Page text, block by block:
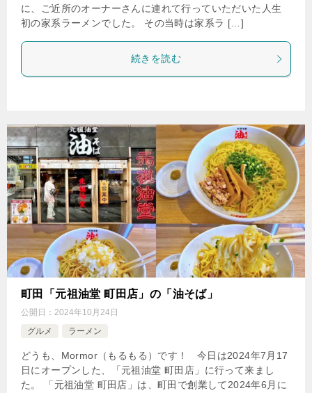
に、ご近所のオーナーさんに連れて行っていただいた人生
初の家系ラーメンでした。 その当時は家系ラ […]
続きを読む
町田「元祖油堂 町田店」の「油そば」
公開日： 2024年10月24日
グルメ
ラーメン
どうも、Mormor（もるもる）です！ 今日は2024年7月17
日にオープンした、「元祖油堂 町田店」に行って来まし
た。 「元祖油堂 町田店」は、町田で創業して2024年6月に